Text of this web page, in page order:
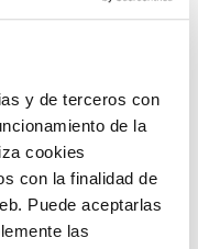
y de terceros con
de la
cookies
con la finalidad de
Puede aceptarlas
las
SEGURIDAD Y
planteadas a través
solicitada. Podrá
mencionada. Para
tratando sus